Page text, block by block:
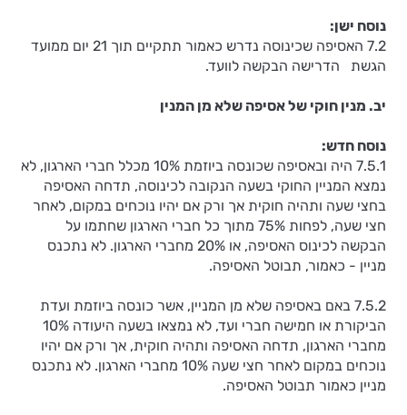
נוסח ישן:
7.2 האסיפה שכינוסה נדרש כאמור תתקיים תוך 21 יום ממועד
הגשת הדרישה הבקשה לוועד.
יב. מנין חוקי של אסיפה שלא מן המנין
נוסח חדש:
7.5.1 היה ובאסיפה שכונסה ביוזמת 10% מכלל חברי הארגון, לא
נמצא המניין החוקי בשעה הנקובה לכינוסה, תדחה האסיפה
בחצי שעה ותהיה חוקית אך ורק אם יהיו נוכחים במקום, לאחר
חצי שעה, לפחות 75% מתוך כל חברי הארגון שחתמו על
הבקשה לכינוס האסיפה, או 20% מחברי הארגון. לא נתכנס
מניין - כאמור, תבוטל האסיפה.
7.5.2 באם באסיפה שלא מן המניין, אשר כונסה ביוזמת ועדת
הביקורת או חמישה חברי ועד, לא נמצאו בשעה היעודה 10%
מחברי הארגון, תדחה האסיפה ותהיה חוקית, אך ורק אם יהיו
נוכחים במקום לאחר חצי שעה 10% מחברי הארגון. לא נתכנס
מניין כאמור תבוטל האסיפה.